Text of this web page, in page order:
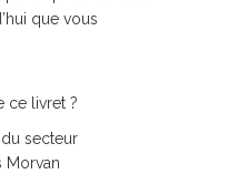
que vous
ce livret ?
secteur
Morvan